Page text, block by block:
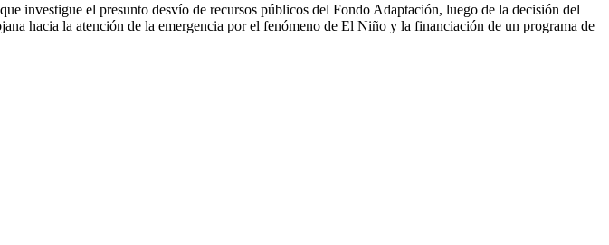
investigue el presunto desvío de recursos públicos del Fondo Adaptación, luego de la decisión del
hacia la atención de la emergencia por el fenómeno de El Niño y la financiación de un programa de